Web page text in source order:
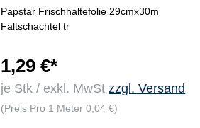
Papstar Frischhaltefolie 29cmx30m
Faltschachtel tr
1,29 €*
je Stk / exkl. MwStzzgl. Versand
(Preis Pro 1 Meter 0,04 €)